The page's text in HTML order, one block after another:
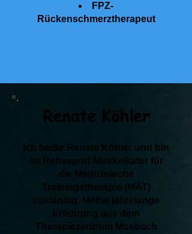
FPZ-
Rückenschmerztherapeut
Renate Köhler
Ich heiße Renate Köhler und bin
im Rehasport Muskelkater für
die Medizinische
Trainingstherapie (MAT)
zuständig. Meine jahrelange
Erfahrung aus dem
Therapiezentrum Mosbach